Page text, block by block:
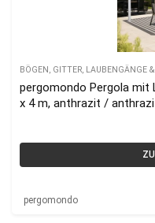
BÖGEN, GITTER, LAUBENGÄNGE
pergomondo Pergola mit
x 4 m, anthrazit /
pergomondo